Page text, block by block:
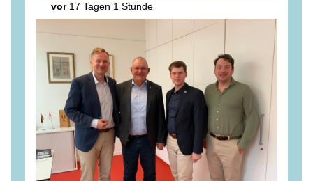
Ein Herzensprojekt dieser Hilfsorganisation ist darüber
hinaus der ASB-Wünschewagen, der seit nunmehr
zehn Jahren die letzten Wünsche Sterbenskranker in
die Tat umsetzt. Für dieses spendenfinanzierte
Engagement kann man gar nicht genug danken!
vor17 Tagen 1 Stunde